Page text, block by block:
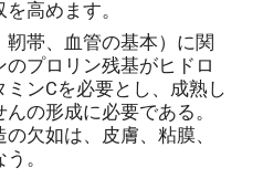
高めます。
帯、血管の基本）に関
プロリン残基がヒドロ
ンCを必要とし、成熟し
の形成に必要である。
欠如は、皮膚、粘膜、
。